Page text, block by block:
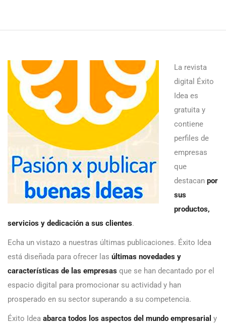
La revista
digital Éxito
Idea es
gratuita y
contiene
perfiles de
empresas
que
destacan por
sus
productos,
servicios y dedicación a sus clientes.
Echa un vistazo a nuestras últimas publicaciones. Éxito Idea
está diseñada para ofrecer las últimas novedades y
características de las empresas que se han decantado por el
espacio digital para promocionar su actividad y han
prosperado en su sector superando a su competencia.
Éxito Idea abarca todos los aspectos del mundo empresarial y